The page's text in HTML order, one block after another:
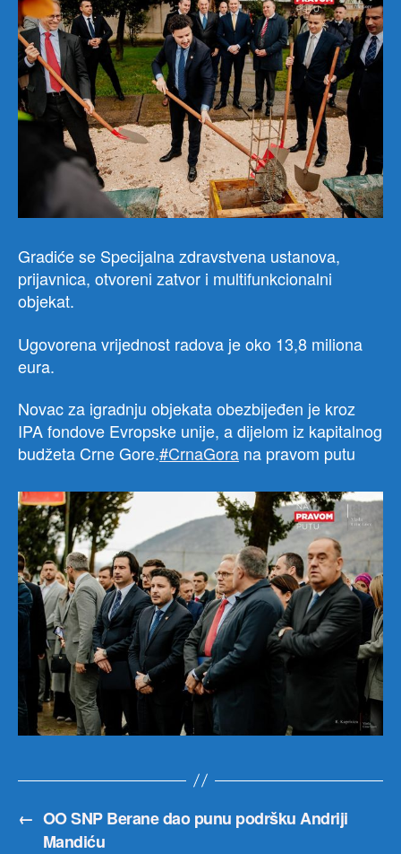
Gradiće se Specijalna zdravstvena ustanova,
prijavnica, otvoreni zatvor i multifunkcionalni
objekat.
Ugovorena vrijednost radova je oko 13,8 miliona
eura.
Novac za igradnju objekata obezbijeđen je kroz
IPA fondove Evropske unije, a dijelom iz kapitalnog
budžeta Crne Gore.#CrnaGora na pravom putu
← OO SNP Berane dao punu podršku Andriji
Mandiću